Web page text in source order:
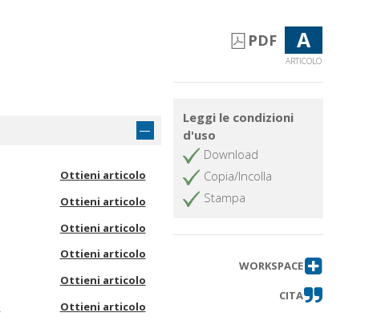
Ottieni articolo
Ottieni articolo
Ottieni articolo
Ottieni articolo
Ottieni articolo
Ottieni articolo
PDF A
ARTICOLO
Leggi le condizioni
d'uso
Download
Copia/Incolla
Stampa
WORKSPACE
CITA